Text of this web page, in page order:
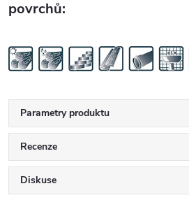
povrchů:
Parametry produktu
Recenze
Diskuse